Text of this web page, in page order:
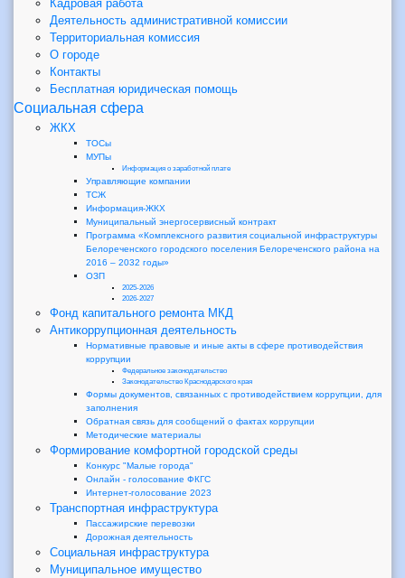
Кадровая работа
Деятельность административной комиссии
Территориальная комиссия
О городе
Контакты
Бесплатная юридическая помощь
Социальная сфера
ЖКХ
ТОСы
МУПы
Информация о заработной плате
Управляющие компании
ТСЖ
Информация-ЖКХ
Муниципальный энергосервисный контракт
Программа «Комплексного развития социальной инфраструктуры
Белореченского городского поселения Белореченского района на
2016 – 2032 годы»
ОЗП
2025-2026
2026-2027
Фонд капитального ремонта МКД
Антикоррупционная деятельность
Нормативные правовые и иные акты в сфере противодействия
коррупции
Федеральное законодательство
Законодательство Краснодарского края
Формы документов, связанных с противодействием коррупции, для
заполнения
Обратная связь для сообщений о фактах коррупции
Методические материалы
Формирование комфортной городской среды
Конкурс "Малые города"
Онлайн - голосование ФКГС
Интернет-голосование 2023
Транспортная инфраструктура
Пассажирские перевозки
Дорожная деятельность
Социальная инфраструктура
Муниципальное имущество